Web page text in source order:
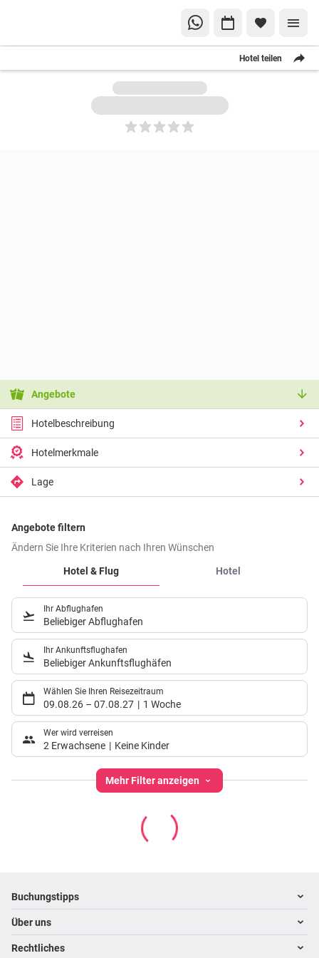
Hotel teilen
5
Angebote
Hotelbeschreibung
Hotelmerkmale
Lage
Angebote filtern
Ändern Sie Ihre Kriterien nach Ihren Wünschen
Hotel & Flug
Hotel
Ihr Abflughafen
Beliebiger Abflughafen
Ihr Ankunftsflughafen
Beliebiger Ankunftsflughäfen
Wählen Sie Ihren Reisezeitraum
09.08.26 – 07.08.27 1 Woche
Wer wird verreisen
2 Erwachsene Keine Kinder
Mehr Filter anzeigen
Footer navigation
Buchungstipps
Warum im Reisebüro buchen
Hoteltipps
Über uns
Kontakt
Rechtliches